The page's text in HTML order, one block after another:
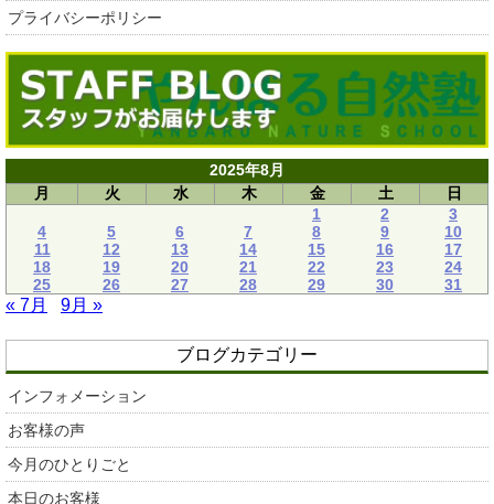
プライバシーポリシー
2025年8月
月
火 水 木 金 土
日
1
2
3
4
5 6 7 8 9
10
11
12 13 14 15 16
17
18
19 20 21 22 23
24
25
26 27 28 29 30 31
« 7月 9月 »
ブログカテゴリー
インフォメーション
お客様の声
今月のひとりごと
本日のお客様